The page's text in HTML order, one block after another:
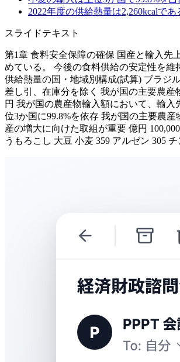
2022年度の供給熱量は2,260kcalであ
スライドテキスト
第1章 食料安全保障の確保 国産と輸入先
めている。 今後の食料供給の安定性を
供給熱量の国・地域別構成(試算) ブラジ
差し引、在庫分を除く 我が国の主要農産
円 我が国の農産物輸入額において、輸
位3か国に99.8%を依存 我が国の主要農
産の増大に向けた取組が重要 億円 100,000
うもろこし 大豆 小麦 359 アルゼン 305